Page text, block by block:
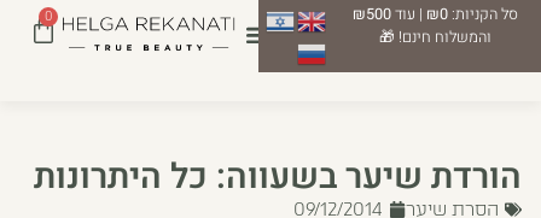
סל הקניות:₪0 | עוד₪500
והמשלוח חינם! 🎁
0
הורדת שיער בשעווה: כל היתרונות
הסרת שיער 09/12/2014